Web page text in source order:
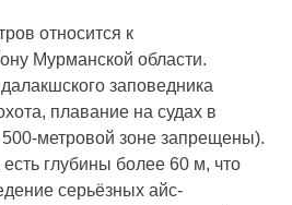
относится к
Мурманской области.
заповедника
плавание на судах в
метровой зоне запрещены).
глубины более 60 м, что
серьёзных айс-